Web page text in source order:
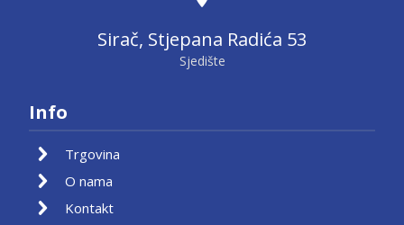
Sirač, Stjepana Radića 53
Sjedište
Info
Trgovina
O nama
Kontakt